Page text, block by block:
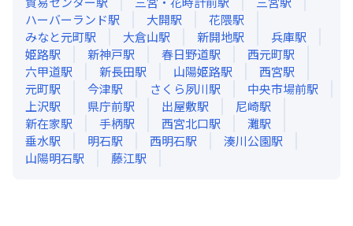
ハーバーランド駅 大開駅 花隈駅
みなと元町駅 大倉山駅 新開地駅 兵庫駅
姫路駅 新神戸駅 春日野道駅 西元町駅
六甲道駅 新長田駅 山陽姫路駅 西宮駅
元町駅 今津駅 さくら夙川駅 中央市場前駅
上沢駅 県庁前駅 出屋敷駅 尼崎駅
新在家駅 手柄駅 西宮北口駅 灘駅
垂水駅 明石駅 西明石駅 湊川公園駅
山陽明石駅 藤江駅